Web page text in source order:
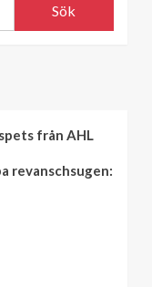
Sök
från AHL
revanschsugen: